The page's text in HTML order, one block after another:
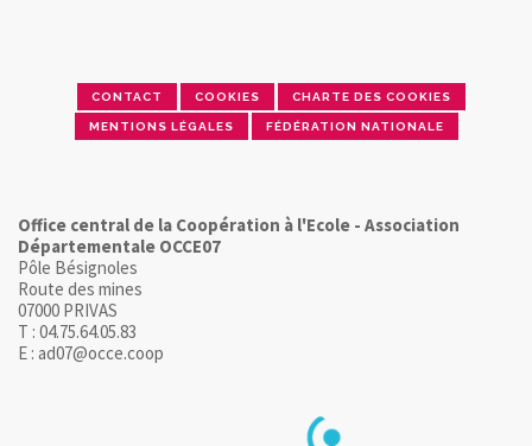
CONTACT COOKIES CHARTE DES COOKIES
MENTIONS LÉGALES FÉDÉRATION NATIONALE
Office central de la Coopération à l'Ecole - Association
Départementale OCCE07
Pôle Bésignoles
Route des mines
07000 PRIVAS
T : 04.75.64.05.83
E : ad07@occe.coop